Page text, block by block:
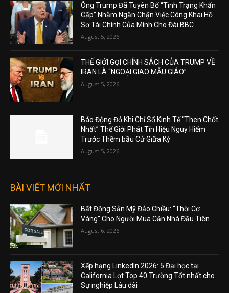
Ông Trump Đã Tuyên Bố “Tình Trạng Khẩn
Cấp” Nhằm Ngăn Chặn Việc Công Khai Hồ
Sơ Tài Chính Của Mình Cho Đài BBC
August 5, 2026
THẾ GIỚI GỌI CHÍNH SÁCH CỦA TRUMP VỀ
IRAN LÀ “NGOẠI GIAO MẪU GIÁO”
August 5, 2026
Báo Động Đỏ Khi Chỉ Số Kinh Tế “Then Chốt
Nhất” Thế Giới Phát Tín Hiệu Nguy Hiểm
Trước Thềm bầu Cử Giữa Kỳ
August 5, 2026
BÀI VIẾT MỚI NHẤT
Bất Động Sản Mỹ Đảo Chiều: “Thời Cơ
Vàng” Cho Người Mua Căn Nhà Đầu Tiên
August 6, 2026
Xếp hạng LinkedIn 2026: 5 Đại học tại
California Lọt Top 40 Trường Tốt nhất cho
Sự nghiệp Lâu dài